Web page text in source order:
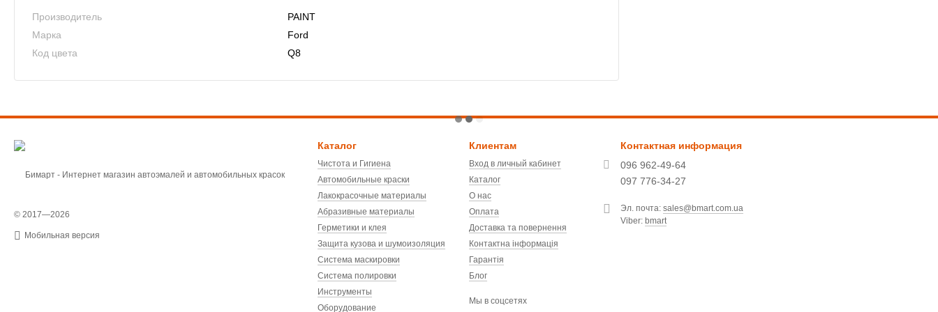
Производитель
PAINT
Марка
Ford
Код цвета
Q8
© 2017—2026
Мобильная версия
Каталог
Чистота и Гигиена
Автомобильные краски
Лакокрасочные материалы
Абразивные материалы
Герметики и клея
Защита кузова и шумоизоляция
Система маскировки
Система полировки
Инструменты
Оборудование
Клиентам
Вход в личный кабинет
Каталог
О нас
Оплата
Доставка та повернення
Контактна інформація
Гарантія
Блог
Мы в соцсетях
Контактная информация
096 962-49-64
097 776-34-27
Эл. почта:sales@bmart.com.ua
Viber: bmart